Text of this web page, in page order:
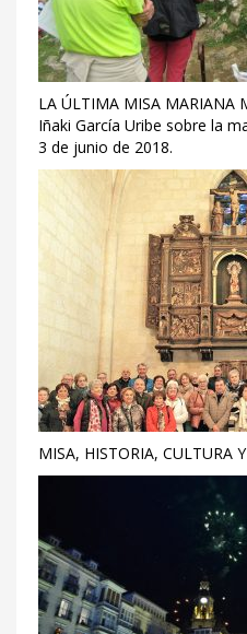
LA ÚLTIMA MISA MARIANA
Iñaki García Uribe sobre la
3 de junio de 2018.
MISA, HISTORIA, CULTURA